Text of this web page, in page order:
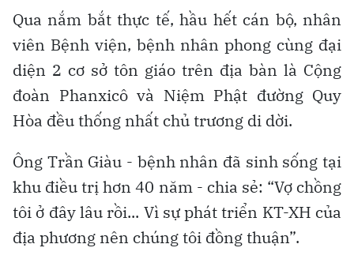
Qua nắm bắt thực tế, hầu hết cán bộ, nhân
viên Bệnh viện, bệnh nhân phong cùng đại
diện 2 cơ sở tôn giáo trên địa bàn là Cộng
đoàn Phanxicô và Niệm Phật đường Quy
Hòa đều thống nhất chủ trương di dời.
Ông Trần Giàu - bệnh nhân đã sinh sống tại
khu điều trị hơn 40 năm - chia sẻ: “Vợ chồng
tôi ở đây lâu rồi... Vì sự phát triển KT-XH của
địa phương nên chúng tôi đồng thuận”.